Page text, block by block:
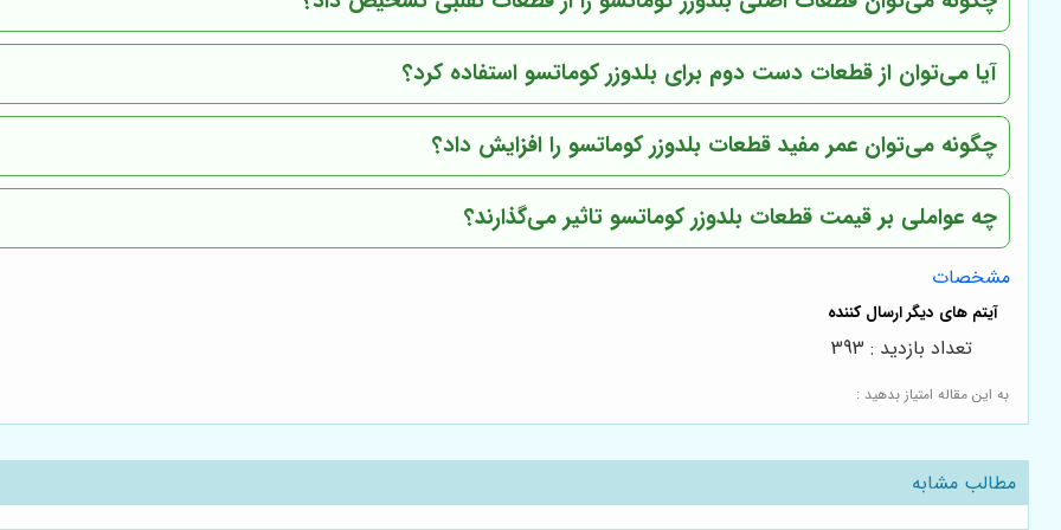
آیا می‌توان از قطعات دست دوم برای بلدوزر کوماتسو استفاده کرد؟
چگونه می‌توان عمر مفید قطعات بلدوزر کوماتسو را افزایش داد؟
چه عواملی بر قیمت قطعات بلدوزر کوماتسو تاثیر می‌گذارند؟
مشخصات
به این مقاله امتیاز بدهید :
تعداد بازدید : 393
مطالب مشابه